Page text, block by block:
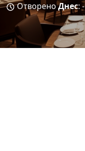
ОтвореноДнес: -